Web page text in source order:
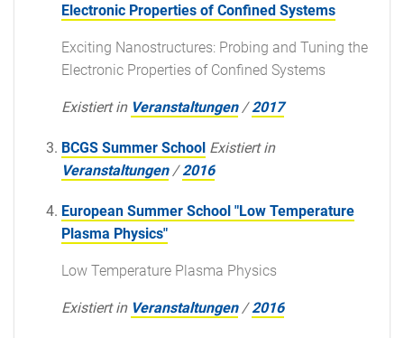
Electronic Properties of Confined Systems
Exciting Nanostructures: Probing and Tuning the
Electronic Properties of Confined Systems
Existiert in Veranstaltungen /2017
BCGS Summer School Existiert in
Veranstaltungen /2016
European Summer School "Low Temperature
Plasma Physics"
Low Temperature Plasma Physics
Existiert in Veranstaltungen /2016